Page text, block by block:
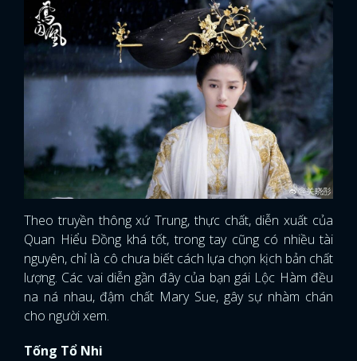
Theo truyền thông xứ Trung, thực chất, diễn xuất của
Quan Hiểu Đồng khá tốt, trong tay cũng có nhiều tài
nguyên, chỉ là cô chưa biết cách lựa chọn kịch bản chất
lượng. Các vai diễn gần đây của bạn gái Lộc Hàm đều
na ná nhau, đậm chất Mary Sue, gây sự nhàm chán
cho người xem.
Tống Tổ Nhi